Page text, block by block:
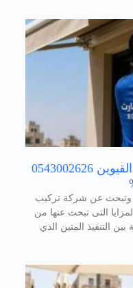
شركة تركيب مظلات في أم القيوين 0543002626
وتبحث عن شركة تركيب
التى تبحث عنها من
التنفيذ المتين الذي